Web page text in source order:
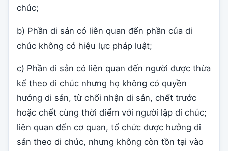
chúc;
b) Phần di sản có liên quan đến phần của di
chúc không có hiệu lực pháp luật;
c) Phần di sản có liên quan đến người được thừa
kế theo di chúc nhưng họ không có quyền
hưởng di sản, từ chối nhận di sản, chết trước
hoặc chết cùng thời điểm với người lập di chúc;
liên quan đến cơ quan, tổ chức được hưởng di
sản theo di chúc, nhưng không còn tồn tại vào